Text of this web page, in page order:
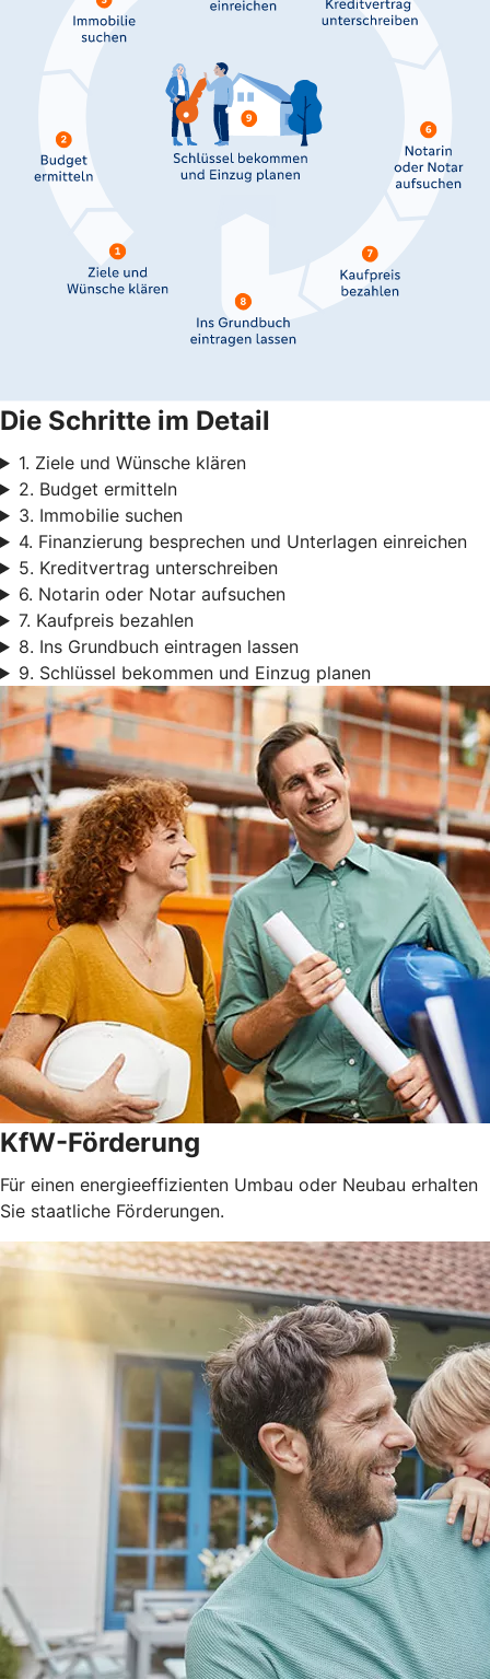
Die Schritte im Detail
1. Ziele und Wünsche klären
2. Budget ermitteln
3. Immobilie suchen
4. Finanzierung besprechen und Unterlagen einreichen
5. Kreditvertrag unterschreiben
6. Notarin oder Notar aufsuchen
7. Kaufpreis bezahlen
8. Ins Grundbuch eintragen lassen
9. Schlüssel bekommen und Einzug planen
KfW-Förderung
Für einen energieeffizienten Umbau oder Neubau erhalten
Sie staatliche Förderungen.